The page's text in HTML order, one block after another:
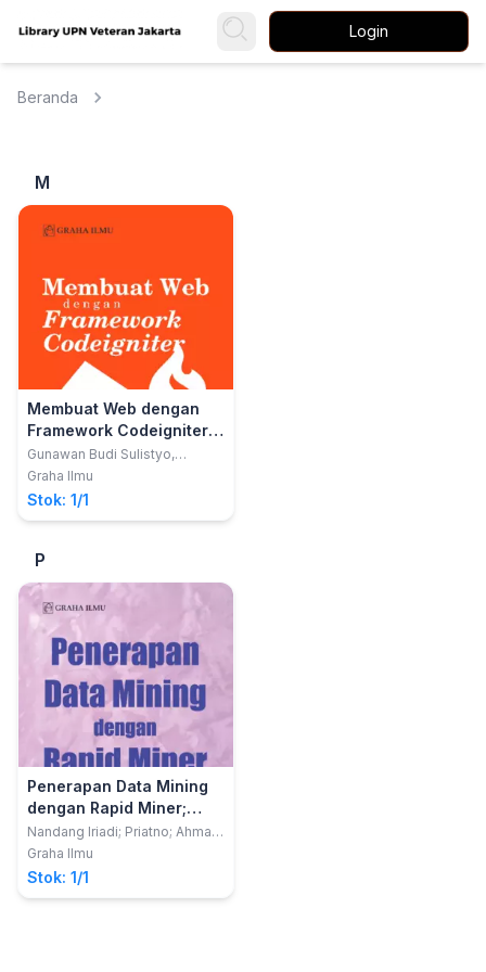
Login
Beranda
M
Membuat Web dengan
Framework Codeigniter;
Studi Kasus Sistem
Informasi Perpustakaan
Gunawan Budi Sulistyo,
M.Kom.; Pudji Widodo, M.Kom
Graha Ilmu
Stok: 1/1
P
Penerapan Data Mining
dengan Rapid Miner;
Konsep Data Maining,
Data Warehouse,
Metode, Model, Teknik
Nandang Iriadi; Priatno; Ahmad
Ishaq
Graha Ilmu
Stok: 1/1